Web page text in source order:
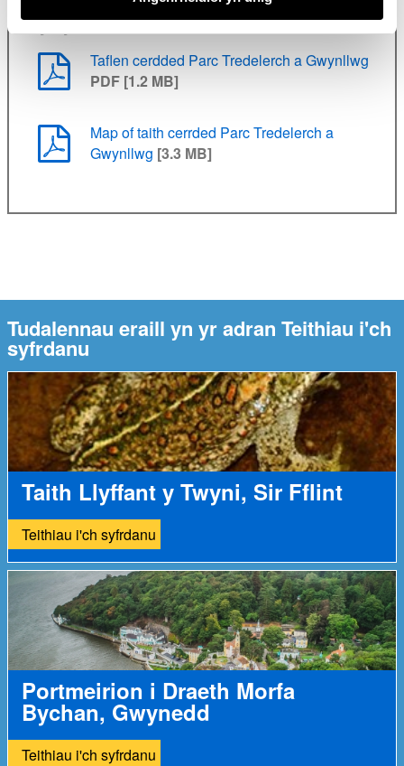
cysylltiedig
Taflen cerdded Parc Tredelerch a Gwynllwg
PDF [1.2 MB]
Map of taith cerrded Parc Tredelerch a
Gwynllwg [3.3 MB]
Tudalennau eraill yn yr adran Teithiau i'ch
syfrdanu
Taith Llyffant y Twyni, Sir Fflint
Teithiau i'ch syfrdanu
Portmeirion i Draeth Morfa
Bychan, Gwynedd
Teithiau i'ch syfrdanu